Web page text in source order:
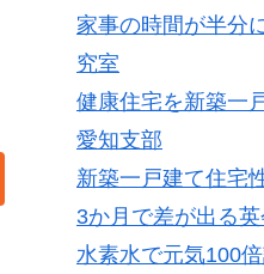
家事の時間が半分
究室
健康住宅を新築一
愛知支部
新築一戸建て住宅
3か月で差が出る
水素水で元気100